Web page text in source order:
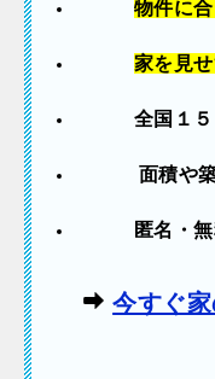
物件に
家を見
全国１
面積や
匿名・
今すぐ